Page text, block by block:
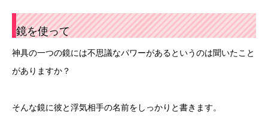
鏡を使って
神具の一つの鏡には不思議なパワーがあるというのは聞いたこと
がありますか？
そんな鏡に彼と浮気相手の名前をしっかりと書きます。